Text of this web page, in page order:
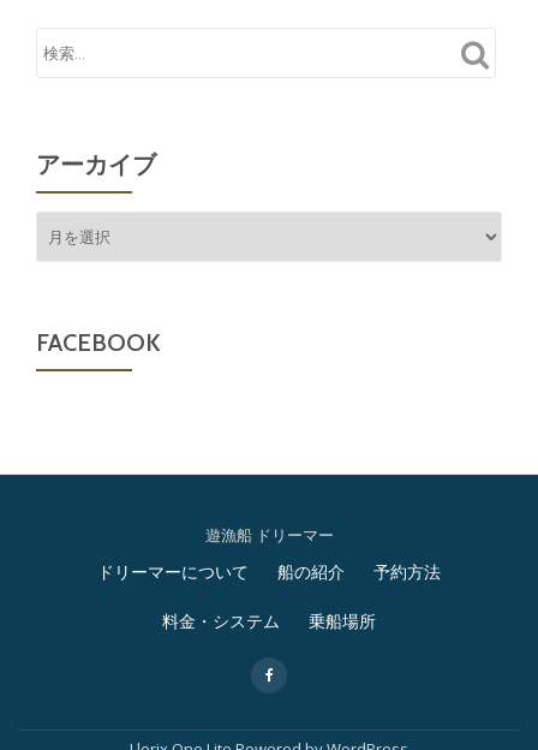
アーカイブ
ー
FACEBOOK
遊漁船 ドリーマー
ドリーマーについて 船の紹介 予約方法
料金・システム 乗船場所
-